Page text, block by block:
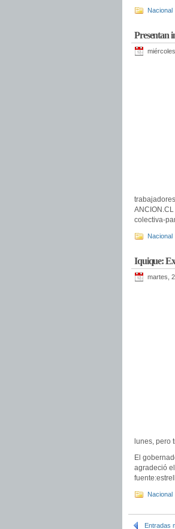
Nacional
Presentan
colectiva-
Nacional
Iquique:
martes,
lunes, pero
El
agradeció
Nacional
Entradas